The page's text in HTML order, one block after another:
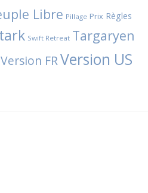
Libre Pillage Prix Règles
Swift Retreat Targaryen
Version FRVersion US